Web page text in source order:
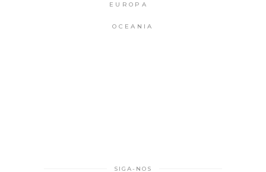
EUROPA
OCEANIA
SIGA-NOS